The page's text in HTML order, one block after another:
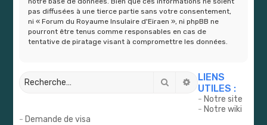
pas diffusées à une tierce partie sans votre consentement,
ni « Forum du Royaume Insulaire d'Eiraen », ni phpBB ne
pourront être tenus comme responsables en cas de
tentative de piratage visant à compromettre les données.
RechercherRecherche
LIENS
UTILES :
- Notre site
- Notre wiki
- Demande de visa